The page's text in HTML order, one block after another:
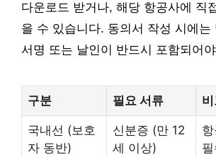
다운로드 받거나, 해당 항공사에 직
을 수 있습니다. 동의서 작성 시에는
서명 또는 날인이 반드시 포함되어
구분 필요 서류
국내선 (보호
자 동반)
신분증 (만 12
세 이상)